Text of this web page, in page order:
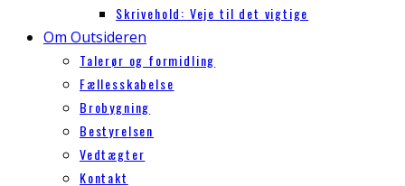
Skrivehold: Veje til det vigtige
Om Outsideren
Talerør og formidling
Fællesskabelse
Brobygning
Bestyrelsen
Vedtægter
Kontakt